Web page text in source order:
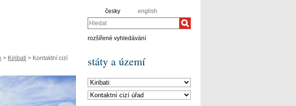
česky english
Hledat
rozšířené vyhledávání
> Kiribati > Kontaktní cizí
státy a území